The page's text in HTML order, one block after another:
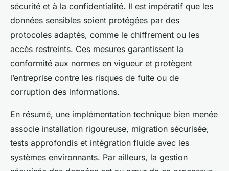
sécurité et à la confidentialité. Il est impératif que les
données sensibles soient protégées par des
protocoles adaptés, comme le chiffrement ou les
accès restreints. Ces mesures garantissent la
conformité aux normes en vigueur et protègent
l’entreprise contre les risques de fuite ou de
corruption des informations.
En résumé, une implémentation technique bien menée
associe installation rigoureuse, migration sécurisée,
tests approfondis et intégration fluide avec les
systèmes environnants. Par ailleurs, la gestion